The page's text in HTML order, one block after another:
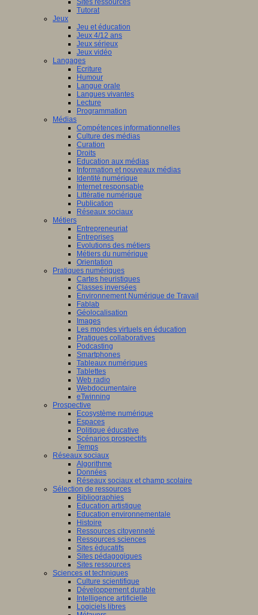
Sites ressources
Tutorat
Jeux
Jeu et éducation
Jeux 4/12 ans
Jeux sérieux
Jeux vidéo
Langages
Ecriture
Humour
Langue orale
Langues vivantes
Lecture
Programmation
Médias
Compétences informationnelles
Culture des médias
Curation
Droits
Education aux médias
Information et nouveaux médias
Identité numérique
Internet responsable
Littératie numérique
Publication
Réseaux sociaux
Métiers
Entrepreneuriat
Entreprises
Evolutions des métiers
Métiers du numérique
Orientation
Pratiques numériques
Cartes heuristiques
Classes inversées
Environnement Numérique de Travail
Fablab
Géolocalisation
Images
Les mondes virtuels en éducation
Pratiques collaboratives
Podcasting
Smartphones
Tableaux numériques
Tablettes
Web radio
Webdocumentaire
eTwinning
Prospective
Ecosystème numérique
Espaces
Politique éducative
Scénarios prospectifs
Temps
Réseaux sociaux
Algorithme
Données
Réseaux sociaux et champ scolaire
Sélection de ressources
Bibliographies
Education artistique
Education environnementale
Histoire
Ressources citoyenneté
Ressources sciences
Sites éducatifs
Sites pédagogiques
Sites ressources
Sciences et techniques
Culture scientifique
Développement durable
Intelligence artificielle
Logiciels libres